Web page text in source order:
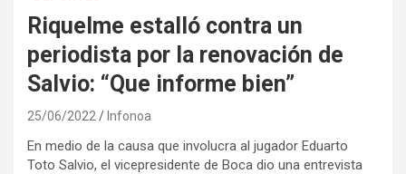
Riquelme estalló contra un
periodista por la renovación de
Salvio: “Que informe bien”
25/06/2022 Infonoa
En medio de la causa que involucra al jugador Eduarto
Toto Salvio, el vicepresidente de Boca dio una entrevista